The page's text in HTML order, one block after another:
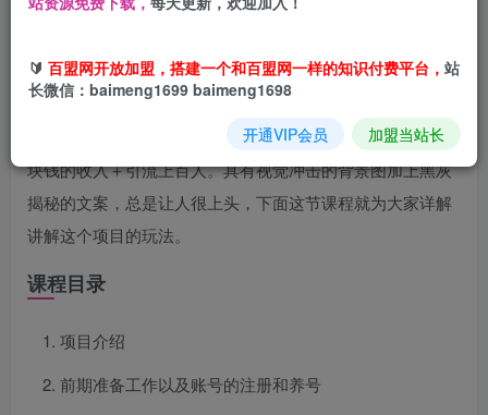
大家在抖音快手上一定刷到过这种野路子信息差的视频，这
类视频的特点是涨粉快，导流到私域变现能力强，一天几千
块钱的收入＋引流上百人。具有视觉冲击的背景图加上黑灰
揭秘的文案，总是让人很上头，下面这节课程就为大家详解
讲解这个项目的玩法。
课程目录
项目介绍
前期准备工作以及账号的注册和养号
🔰 百盟网开放加盟，搭建一个和百盟网一样的知识付费平台， 站
长微信：baimeng1699 baimeng1698
开通VIP会员 加盟当站长